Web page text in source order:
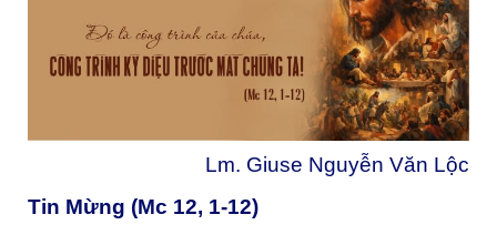
Lm. Giuse Nguyễn Văn Lộc
Tin Mừng (Mc 12, 1-12)